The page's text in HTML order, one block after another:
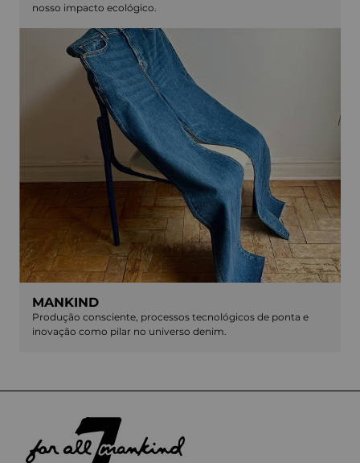
nosso impacto ecológico.
MANKIND
Produção consciente, processos tecnológicos de ponta e
inovação como pilar no universo denim.